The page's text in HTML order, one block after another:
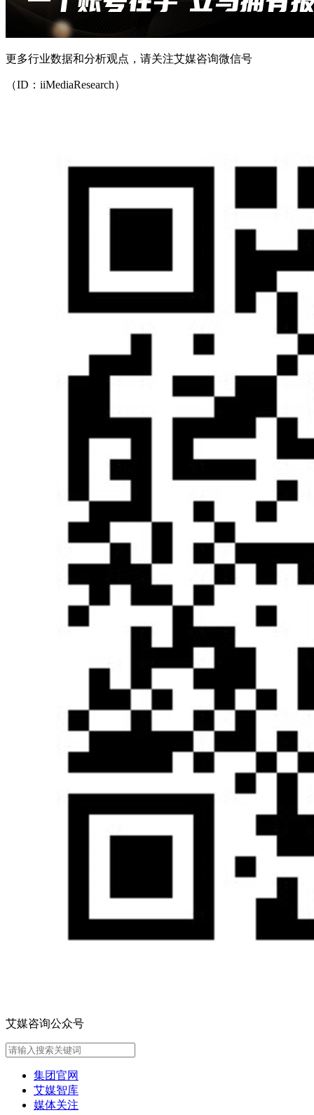
更多行业数据和分析观点，请关注艾媒咨询微信号
（ID：iiMediaResearch）
艾媒咨询公众号
集团官网
艾媒智库
媒体关注